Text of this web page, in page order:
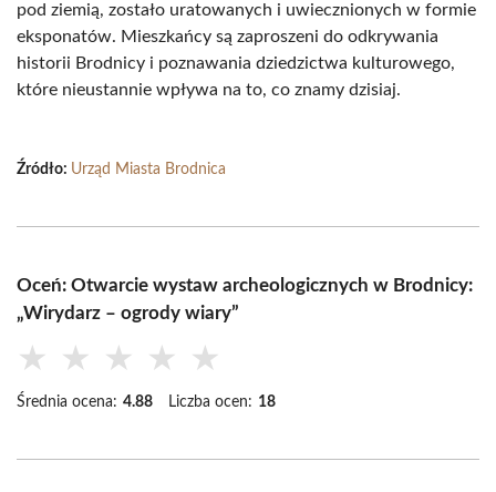
pod ziemią, zostało uratowanych i uwiecznionych w formie
eksponatów. Mieszkańcy są zaproszeni do odkrywania
historii Brodnicy i poznawania dziedzictwa kulturowego,
które nieustannie wpływa na to, co znamy dzisiaj.
Źródło: Urząd Miasta Brodnica
Oceń: Otwarcie wystaw archeologicznych w Brodnicy:
„Wirydarz – ogrody wiary”
★ ★ ★ ★ ★
Średnia ocena: 4.88 Liczba ocen: 18